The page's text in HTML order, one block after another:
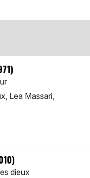
Lea Massari,
dieux